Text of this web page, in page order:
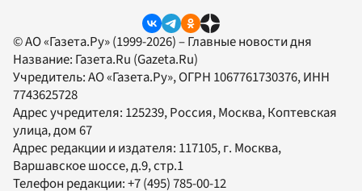
© АО «Газета.Ру» (1999-2026) – Главные новости дня
Название: Газета.Ru (Gazeta.Ru)
Учредитель:АО «Газета.Ру», ОГРН 1067761730376, ИНН
7743625728
Адрес учредителя: 125239, Россия, Москва, Коптевская
улица, дом 67
Адрес редакции и издателя: 117105, г. Москва,
Варшавское шоссе, д.9, стр.1
Телефон редакции:+7 (495) 785-00-12